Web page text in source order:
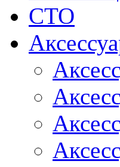
СТО